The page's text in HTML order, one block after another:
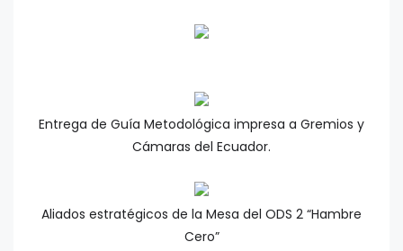
Entrega de Guía Metodológica impresa a Gremios y
Cámaras del Ecuador.
Aliados estratégicos de la Mesa del ODS 2 “Hambre
Cero”